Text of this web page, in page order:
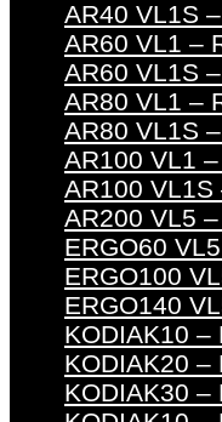
AR40 VL1S
AR60 VL1 –
AR60 VL1S
AR80 VL1 –
AR80 VL1S
AR100 VL1
AR100
AR200 VL5
ERGO60
ERGO100
ERGO140
KODIAK10 –
KODIAK20 –
KODIAK30 –